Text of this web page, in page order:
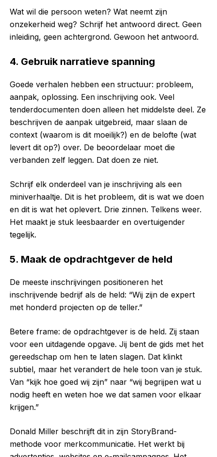
Wat wil die persoon weten? Wat neemt zijn
onzekerheid weg? Schrijf het antwoord direct. Geen
inleiding, geen achtergrond. Gewoon het antwoord.
4. Gebruik narratieve spanning
Goede verhalen hebben een structuur: probleem,
aanpak, oplossing. Een inschrijving ook. Veel
tenderdocumenten doen alleen het middelste deel. Ze
beschrijven de aanpak uitgebreid, maar slaan de
context (waarom is dit moeilijk?) en de belofte (wat
levert dit op?) over. De beoordelaar moet die
verbanden zelf leggen. Dat doen ze niet.
Schrijf elk onderdeel van je inschrijving als een
miniverhaaltje. Dit is het probleem, dit is wat we doen
en dit is wat het oplevert. Drie zinnen. Telkens weer.
Het maakt je stuk leesbaarder en overtuigender
tegelijk.
5. Maak de opdrachtgever de held
De meeste inschrijvingen positioneren het
inschrijvende bedrijf als de held: “Wij zijn de expert
met honderd projecten op de teller.”
Betere frame: de opdrachtgever is de held. Zij staan
voor een uitdagende opgave. Jij bent de gids met het
gereedschap om hen te laten slagen. Dat klinkt
subtiel, maar het verandert de hele toon van je stuk.
Van “kijk hoe goed wij zijn” naar “wij begrijpen wat u
nodig heeft en weten hoe we dat samen voor elkaar
krijgen.”
Donald Miller beschrijft dit in zijn StoryBrand-
methode voor merkcommunicatie. Het werkt bij